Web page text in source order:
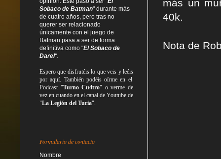
más un
40k.
Nota de
Sobaco de Batman" durante más
de cuatro años, pero tras no
querer ser relacionado
únicamente con el juego de
Batman pasa a ser de forma
definitiva como "El Sobaco de
Darel".
Espero que disfrutéis lo queveis yleéis
por aquí. También podéis oírme en el
Podcast "Turno Cu4tro" o verme de
vez en cuando en el canal de Youtube de
"La Legión del Turia".
Formulario de contacto
Nombre